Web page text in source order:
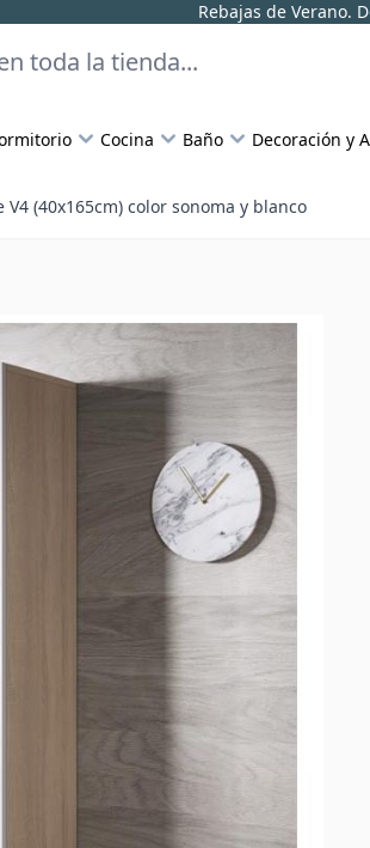
Rebajas de Verano.
Cocina Baño Decoración y
(40x165cm) color sonoma y blanco